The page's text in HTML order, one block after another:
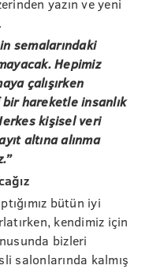
yazın ve yeni
semalarındaki
Hepimiz
çalışırken
hareketle insanlık
kişisel veri
altına alınma
bütün iyi
kendimiz için
bizleri
salonlarında kalmış